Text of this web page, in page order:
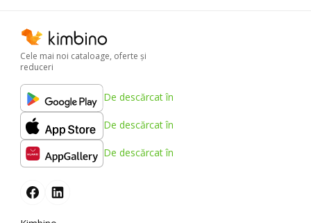
Cele mai noi cataloage, oferte şi
reduceri
De descărcat în
De descărcat în
De descărcat în